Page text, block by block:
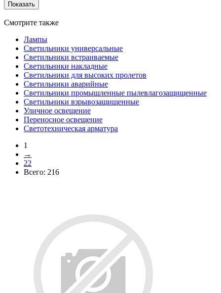
Смотрите также
Лампы
Светильники универсальные
Светильники встраиваемые
Светильники накладные
Светильники для высоких пролетов
Светильники аварийные
Светильники промышленные пылевлагозащищенные
Светильники взрывозащищенные
Уличное освещение
Переносное освещение
Светотехническая арматура
1
→
22
Всего: 216